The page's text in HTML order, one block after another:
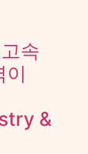
속
이
&